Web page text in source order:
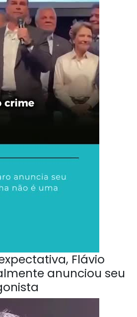
Flávio
anunciou seu